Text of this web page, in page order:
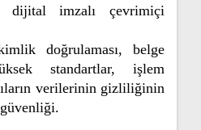
dijital imzalı çevrimiçi
doğrulaması, belge
standartlar, işlem
verilerinin gizliliğinin